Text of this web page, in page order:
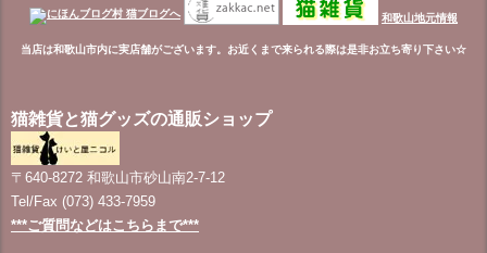
和歌山地元情報
当店は和歌山市内に実店舗がございます。お近くまで来られる際は是非お立ち寄り下さい☆
猫雑貨と猫グッズの通販ショップ
〒640-8272 和歌山市砂山南2-7-12
Tel/Fax (073) 433-7959
***ご質問などはこちらまで***